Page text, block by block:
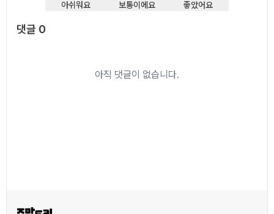
아쉬워요 보통이에요 좋았어요
댓글 0
아직 댓글이 없습니다.